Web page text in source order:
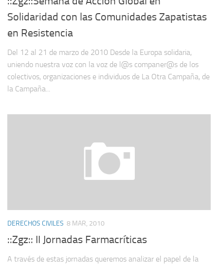
Solidaridad con las Comunidades Zapatistas
en Resistencia
Del 12 al 21 de marzo de 2010 Desde la Europa solidaria,
uniendo nuestra voz con la voz de l@s companer@s de los
colectivos, organizaciones e individuos de La Otra Campaña, de
la Campaña...
DERECHOS CIVILES 8 MAR, 2010
::Zgz:: II Jornadas Farmacríticas
A través de estas jornadas queremos analizar el papel de la